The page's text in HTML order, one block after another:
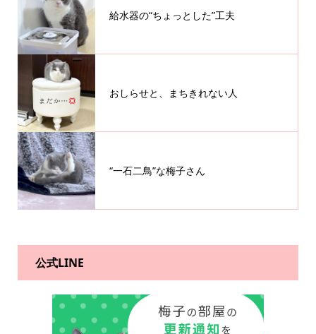
給水器の“ちょっとした”工夫
おしらせと、まちきれない人
“一石二鳥”な梅子さん
公式LINE